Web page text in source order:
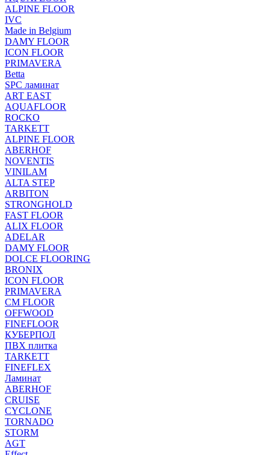
ALPINE FLOOR
IVC
Made in Belgium
DAMY FLOOR
ICON FLOOR
PRIMAVERA
Betta
SPC ламинат
ART EAST
AQUAFLOOR
ROCKO
TARKETT
ALPINE FLOOR
ABERHOF
NOVENTIS
VINILAM
ALTA STEP
ARBITON
STRONGHOLD
FAST FLOOR
ALIX FLOOR
ADELAR
DAMY FLOOR
DOLCE FLOORING
BRONIX
ICON FLOOR
PRIMAVERA
CM FLOOR
OFFWOOD
FINEFLOOR
КУБЕРПОЛ
ПВХ плитка
TARKETT
FINEFLEX
Ламинат
ABERHOF
CRUISE
CYCLONE
TORNADO
STORM
AGT